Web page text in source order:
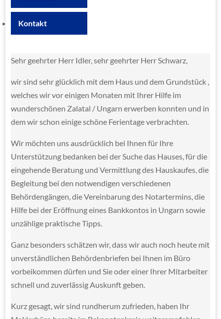
Kontakt
Sehr geehrter Herr Idler, sehr geehrter Herr Schwarz,
wir sind sehr glücklich mit dem Haus und dem Grundstück ,
welches wir vor einigen Monaten mit Ihrer Hilfe im
wunderschönen Zalatal / Ungarn erwerben konnten und in
dem wir schon einige schöne Ferientage verbrachten.
Wir möchten uns ausdrücklich bei Ihnen für Ihre
Unterstützung bedanken bei der Suche das Hauses, für die
eingehende Beratung und Vermittlung des Hauskaufes, die
Begleitung bei den notwendigen verschiedenen
Behördengängen, die Vereinbarung des Notartermins, die
Hilfe bei der Eröffnung eines Bankkontos in Ungarn sowie
unzählige praktische Tipps.
Ganz besonders schätzen wir, dass wir auch noch heute mit
unverständlichen Behördenbriefen bei Ihnen im Büro
vorbeikommen dürfen und Sie oder einer Ihrer Mitarbeiter
schnell und zuverlässig Auskunft geben.
Kurz gesagt, wir sind rundherum zufrieden, haben Ihr